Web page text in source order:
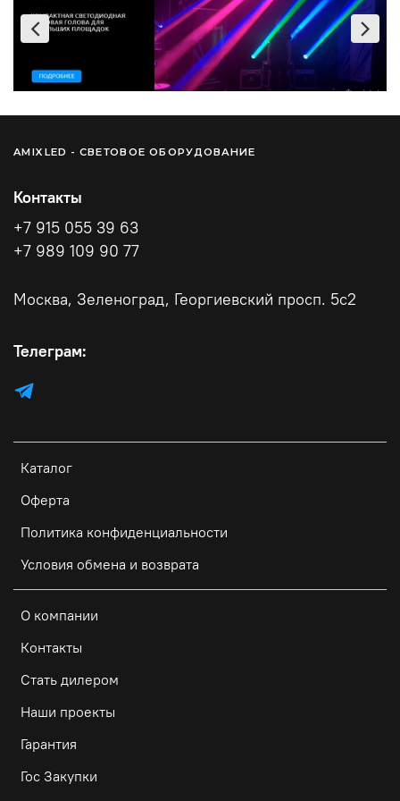
Ремонт оборудования других производителей — по
согласованию.
AMIXLED - СВЕТОВОЕ ОБОРУДОВАНИЕ
Каталог
Оферта
Политика конфиденциальности
Условия обмена и возврата
О компании
Контакты
Стать дилером
Наши проекты
Гарантия
Гос Закупки
Контакты
+7 915 055 39 63
+7 989 109 90 77
Москва, Зеленоград, Георгиевский просп. 5с2
Телеграм: